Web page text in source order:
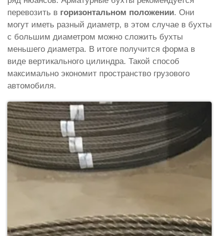
перевозить в горизонтальном положении. Они
могут иметь разный диаметр, в этом случае в бухты
с большим диаметром можно сложить бухты
меньшего диаметра. В итоге получится форма в
виде вертикального цилиндра. Такой способ
максимально экономит пространство грузового
автомобиля.